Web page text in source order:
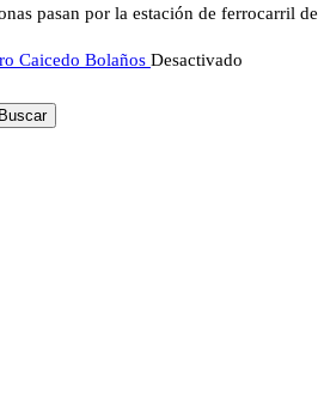
pasan por la estación de
Caicedo Bolaños Desactivado
Buscar